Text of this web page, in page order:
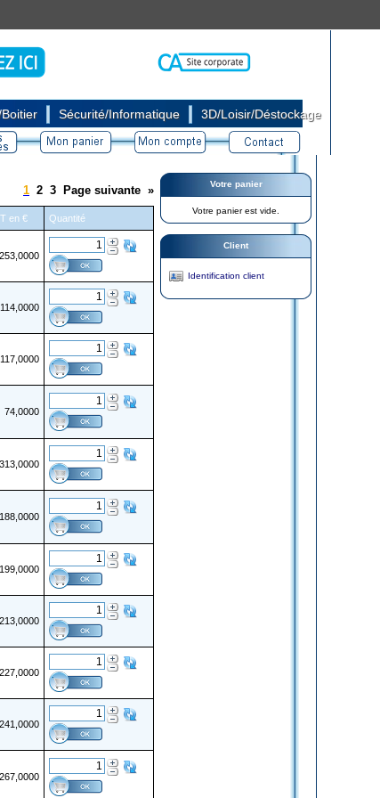
Sécurité/Informatique 3D/Loisir/Déstockage
1 2 3 Page suivante »
en €
Quantité
114,0000
117,0000
74,0000
313,0000
188,0000
199,0000
213,0000
227,0000
241,0000
267,0000
Votre panier
Votre panier est vide.
Client
Identification client